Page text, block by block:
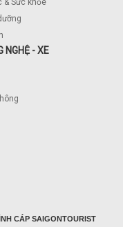
& Sức khỏe
NGHỆ - XE
CÁP SAIGONTOURIST